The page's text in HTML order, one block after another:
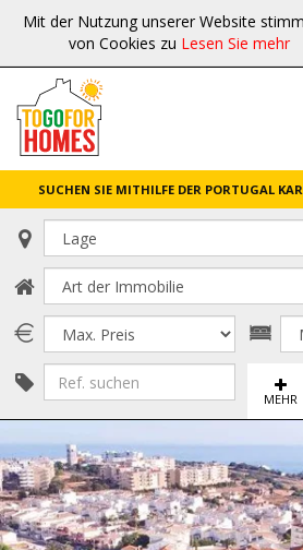
Mit der Nutzung unserer Website
von Cookies zu Lesen Sie mehr
SUCHEN SIE MITHILFE DER PORTUGAL
MEHR